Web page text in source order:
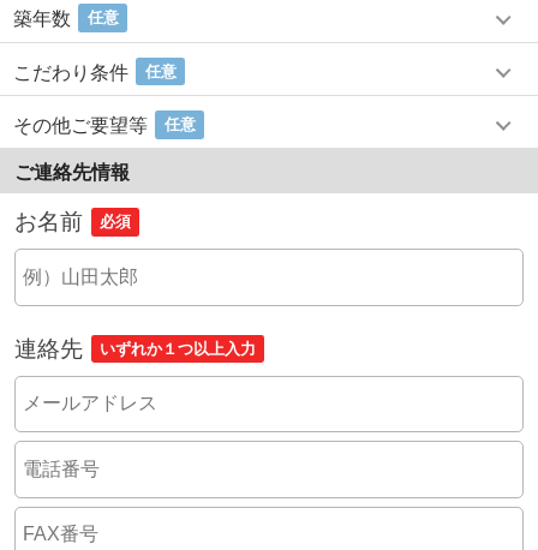
築年数 任意
こだわり条件 任意
その他ご要望等 任意
ご連絡先情報
お名前 必須
連絡先 いずれか１つ以上入力